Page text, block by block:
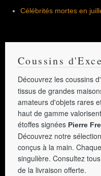
Célébrités mortes en
Coussins
Découvrez les coussins
tissus de grandes
amateurs d'objets rares
haut de gamme
étoffes signées Pierre
Découvrez notre
conçus à la main.
singulière. Consultez
de la livraison offerte.